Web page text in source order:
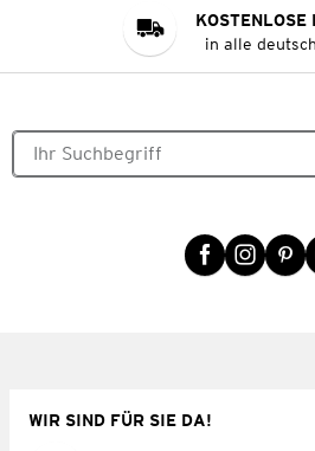
KOSTENLOSE
in alle
WIR SIND FÜR SIE DA!